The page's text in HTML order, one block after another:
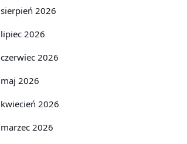
sierpień 2026
lipiec 2026
czerwiec 2026
maj 2026
kwiecień 2026
marzec 2026